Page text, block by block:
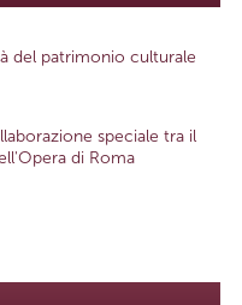
del patrimonio culturale
speciale tra il
di Roma